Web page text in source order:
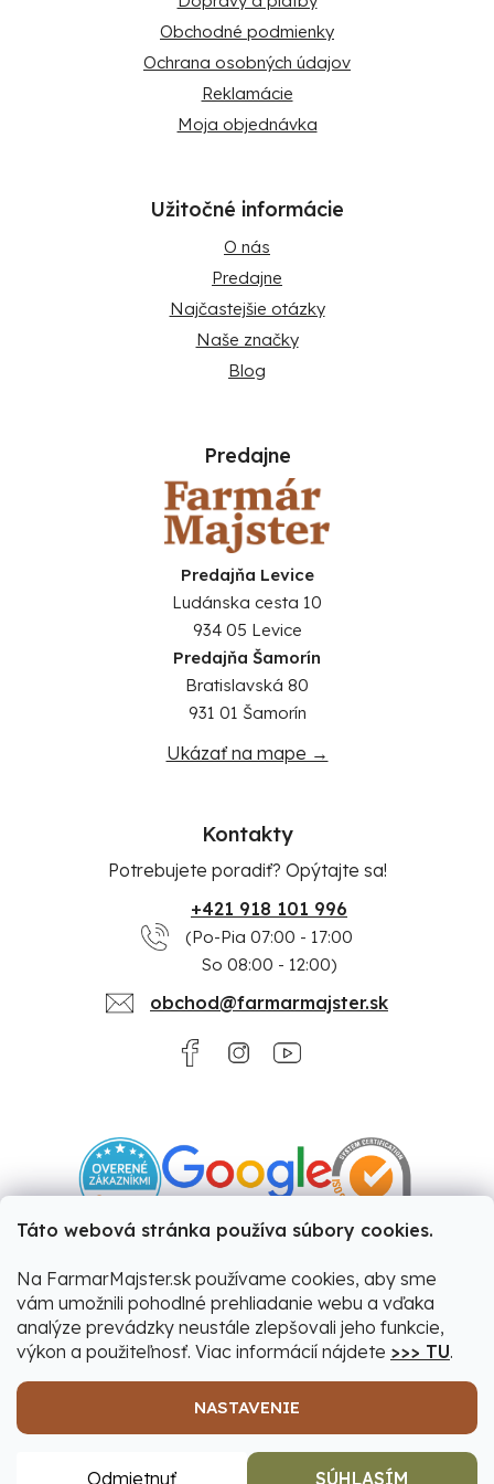
Táto webová stránka používa súbory cookies.
Na FarmarMajster.sk používame cookies, aby sme
vám umožnili pohodlné prehliadanie webu a vďaka
analýze prevádzky neustále zlepšovali jeho funkcie,
výkon a použiteľnosť. Viac informácií nájdete >>> TU.
NASTAVENIE
Odmietnuť SÚHLASÍM
Obchodné podmienky
Ochrana osobných údajov
Reklamácie
Moja objednávka
Užitočné informácie
O nás
Predajne
Najčastejšie otázky
Naše značky
Blog
Predajne
Predajňa Levice
Ludánska cesta 10
934 05 Levice
Predajňa Šamorín
Bratislavská 80
931 01 Šamorín
Ukázať na mape →
Kontakty
Potrebujete poradiť? Opýtajte sa!
+421 918 101 996
(Po-Pia 07:00 - 17:00
So 08:00 - 12:00)
obchod@farmarmajster.sk
Upravil Balkys